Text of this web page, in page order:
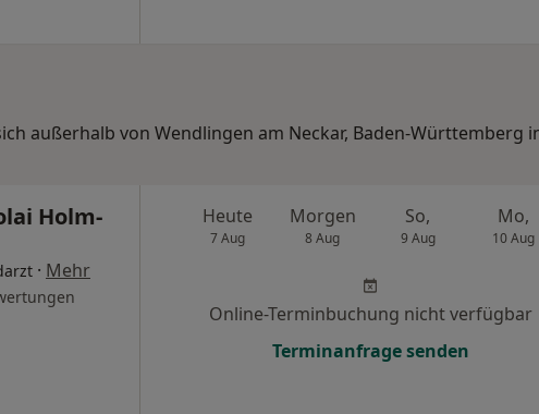
außerhalb von Wendlingen am Neckar, Baden-Württemberg
Holm-
· Mehr
Heute
7 Aug
Morgen
8 Aug
So,
9 Aug
Mo,
10 Aug
Online-Terminbuchung nicht verfügbar
Terminanfrage senden